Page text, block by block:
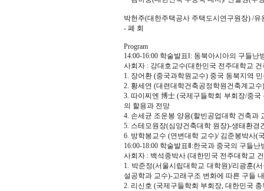
박헌주(대한주택공사 주택도시연구원장) /
- 폐 회
Program
14:00-16:00 학술발표Ⅰ: 동북아시아의 구들난
사회자 : 강대호교수(대한민국 전주대학교
1. 장어환 (중국과학원교수) 중국 동북지역
2. 황세연 (대련대학건축공정학원건축계교
3. 따이찌엔 博士 (국제구들학회 부회장/중
의 할용과 전망
4. 손세균 조운봉 양용(할빈공업대학 건축과
5. 스테모원장(심양건축대학 원장)-생태환경
6. 방학봉교수 (연변대학 교수)/ 김준봉박사(
16:00-18:00 학술발표Ⅱ:한국과 중국의 구들난
사회자 : 백석종박사 (대한민국 전주대학교
1. 박준정(서울시립대학교 대학원)/리광훈(
설공학과 교수)-고래구조 변화에 따른 구들
2. 리신호 (국제구들학회 부회장, 대한민국